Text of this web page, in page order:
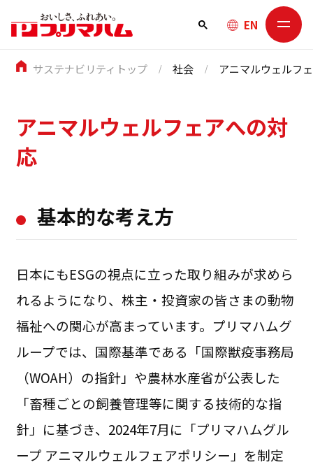
EN
サステナビリティトップ 社会 アニマルウェルフ
アニマルウェルフェアへの対
応
基本的な考え方
日本にもESGの視点に立った取り組みが求めら
れるようになり、株主・投資家の皆さまの動物
福祉への関心が高まっています。プリマハムグ
ループでは、国際基準である「国際獣疫事務局
（WOAH）の指針」や農林水産省が公表した
「畜種ごとの飼養管理等に関する技術的な指
針」に基づき、2024年7月に「プリマハムグル
ープ アニマルウェルフェアポリシー」を制定